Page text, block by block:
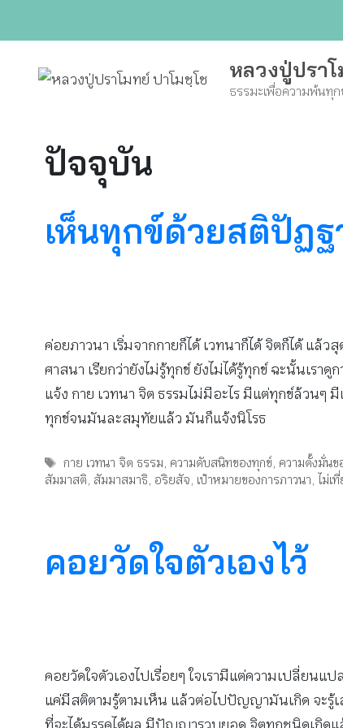
หลวงปู่ปรา
ธรรมะเพื่อความพ้นทุก
ปัจจุบัน
เห็นทุกข์ด้วยสติปัฏฐ
ค่อยภาวนา เริ่มจากกายก็ได้ เวทนาก็ได้ จิตก็ได้ แ
ศาสนา เรียกว่ายังไม่รู้ทุกข์ ยังไม่ได้รู้ทุกข์ ฉะนั้นเรา
แจ้ง กาย เวทนา จิต ธรรมไม่มีอะไร มีแต่ทุกข์ล้วน
ทุกข์จนมันละสมุทัยแล้ว มันก็แจ้งนิโรธ
Tags
กาย เวทนา จิต ธรรม, ความดับสนิทของทุกข์, ความตั้งมั่นข
สัมมาสติ, สัมมาสมาธิ, อริยสัจ, เป้าหมายของการภาวนา, ไม่เ
คอยวัดใจตัวเองไว้
คอยวัดใจตัวเองไปเรื่อยๆ ใจเรามีแต่ความเปลี่ยน
แค่มีสติตามรู้ตามเห็น แล้วต่อไปปัญญามันเกิด จะรู้